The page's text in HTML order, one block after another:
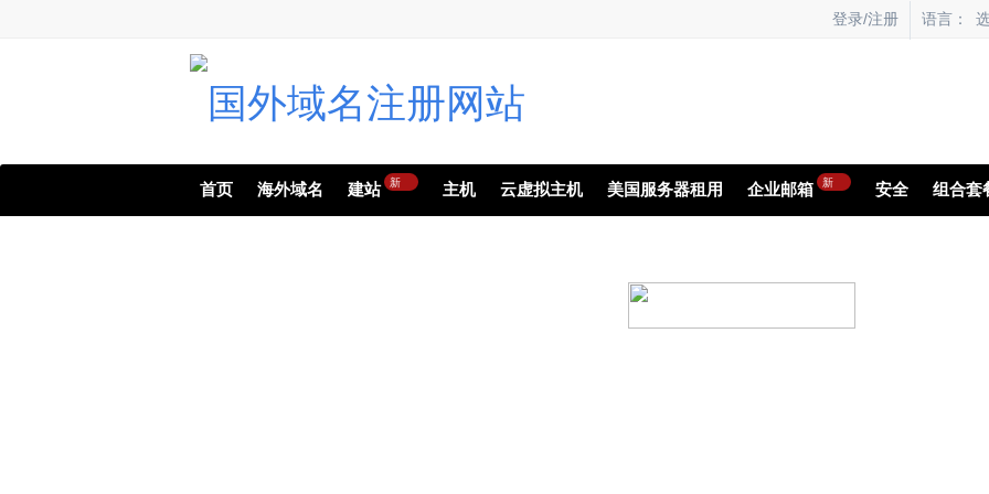
登录/注册 语言：
首页 海外域名 建站 新 主机 云虚拟主机 美国服务器租用 企业邮箱 新 安全 组合套